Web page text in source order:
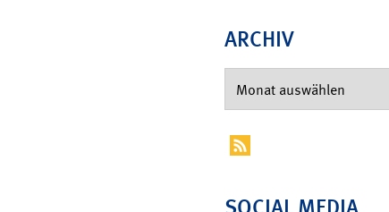
ARCHIV